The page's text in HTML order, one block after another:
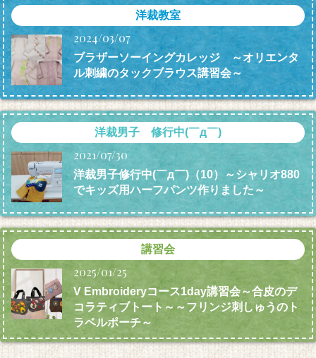
洋裁教室
2024/03/07
ブラザーソーイングカレッジ ～オリエンタ
ル刺繍のタックブラウス講習会～
洋裁男子 修行中(￣д￣)
2021/07/30
洋裁男子修行中(￣д￣)（10）～シャリオ880
でキッズ用ハーフパンツ作りました～
講習会
2025/01/25
V Embroideryコース1day講習会～合皮のデ
コラティブトート～～フリンジ刺しゅうのト
ラベルポーチ～